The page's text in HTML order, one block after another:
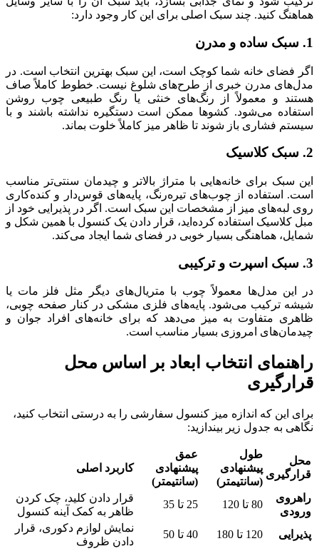
هماهنگ کنید. چند سبک اصلی برای این کار وجود دارد:
1. سبک ساده و مدرن
اگر فضای خانه شما کوچک است، این سبک بهترین انتخاب است. در
مدل‌های مدرن خبری از طرح‌های شلوغ نیست. خطوط کاملاً صاف
هستند و معمولاً از رنگ‌های خنثی یا رنگ طبیعی چوب روشن
استفاده می‌شود. کشوها ممکن است دستگیره نداشته باشند و با
سیستم فشاری باز شوند تا ظاهر میز کاملاً خلوت بماند.
2. سبک کلاسیک
این سبک برای خانه‌هایی با متراژ بالاتر و چیدمان سنتی‌تر مناسب
است. استفاده از چوب‌های تیره‌رنگ، پایه‌های قوس‌دار و کنده‌کاری
روی لبه‌های میز از مشخصات این سبک است. اگر در پذیرایی خود از
مبل کلاسیک استفاده کرده‌اید، قرار دادن یک کنسول با همین شکل و
شمایل، هماهنگی بسیار خوبی در فضای شما ایجاد می‌کند.
3. سبک اسپرت و ترکیبی
در این مدل‌ها معمولاً چوب با متریال‌های دیگر مثل فلز مات یا
شیشه ترکیب می‌شود. پایه‌های فلزی مشکی در کنار صفحه چوبی،
ظاهری متفاوت به میز می‌دهد که برای خانه‌های افراد جوان و
چیدمان‌های امروزی بسیار مناسب است.
راهنمای انتخاب ابعاد بر اساس محل
قرارگیری
برای این که اندازه میز کنسول سفارشی را به درستی انتخاب کنید،
نگاهی به جدول زیر بیندازید:
محل
قرارگیری
طول
پیشنهادی
(سانتیمتر)
عمق
پیشنهادی
(سانتیمتر)
کاربرد اصلی
راهروی
ورودی
80 تا 120 25 تا 35
قرار دادن کلید، چک کردن
ظاهر به کمک آینه کنسول
پذیرایی
120 تا 180 40 تا 50
نمایش لوازم دکوری، قرار
دادن ظروف